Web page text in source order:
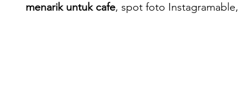
menarik untuk cafe, spot foto